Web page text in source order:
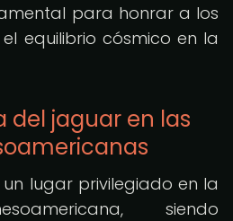
para honrar a los
equilibrio cósmico en la
del jaguar en las
lugar privilegiado en la
siendo